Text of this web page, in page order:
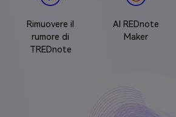
Rimuovere il
rumore di
TREDnote
AI REDnote
Maker